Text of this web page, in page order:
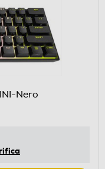
Nero